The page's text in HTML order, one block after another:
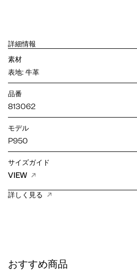
詳細情報
素材
表地: 牛革
品番
813062
モデル
P950
サイズガイド
VIEW
詳しく見る
おすすめ商品